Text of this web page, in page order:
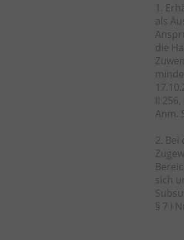
1.
als
die
II
Anm.
2.
sich
§ 7 I